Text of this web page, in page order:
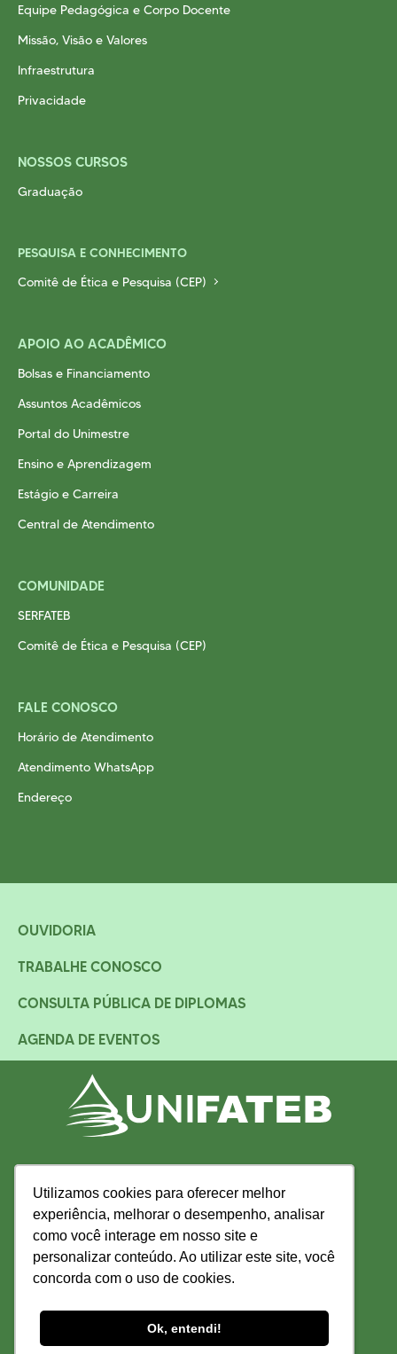
Utilizamos cookies para oferecer melhor
experiência, melhorar o desempenho, analisar
como você interage em nosso site e
personalizar conteúdo. Ao utilizar este site, você
concorda com o uso de cookies.
Ok, entendi!
Utilizamos cookies para oferecer melhor
experiência, melhorar o desempenho, analisar
como você interage em nosso site e
personalizar conteúdo. Ao utilizar este site, você
concorda com o uso de cookies.
Ok, entendi!
Equipe Pedagógica e Corpo Docente
Missão, Visão e Valores
Infraestrutura
Privacidade
NOSSOS CURSOS
Graduação
PESQUISA E CONHECIMENTO
Comitê de Ética e Pesquisa (CEP)
APOIO AO ACADÊMICO
Bolsas e Financiamento
Assuntos Acadêmicos
Portal do Unimestre
Ensino e Aprendizagem
Estágio e Carreira
Central de Atendimento
COMUNIDADE
SERFATEB
Comitê de Ética e Pesquisa (CEP)
FALE CONOSCO
Horário de Atendimento
Atendimento WhatsApp
Endereço
OUVIDORIA
TRABALHE CONOSCO
CONSULTA PÚBLICA DE DIPLOMAS
AGENDA DE EVENTOS